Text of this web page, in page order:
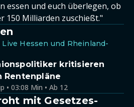
essen und euch überlegen, ob
150 Milliarden zuschießt."
Live Hessen und Rheinland-
kritisieren
Rentenpläne
• 03:08 Min • Ab 12
mit Gesetzes-